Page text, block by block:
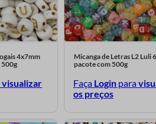
4x7mm
500g
visualizar
Micanga de Letras L2 Luli
pacote com 500g
Faça Loginpara
os preços